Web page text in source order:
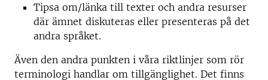
Tipsa om/länka till texter och andra resurser
där ämnet diskuteras eller presenteras på det
andra språket.
Även den andra punkten i våra riktlinjer som rör
terminologi handlar om tillgänglighet. Det finns